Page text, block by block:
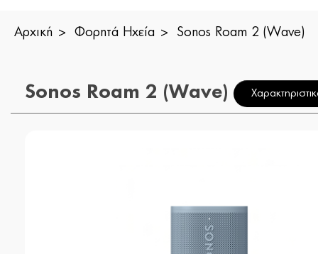
Αρχική Φορητά Ηχεία Sonos Roam 2 (Wave)
Sonos Roam 2 (Wave)